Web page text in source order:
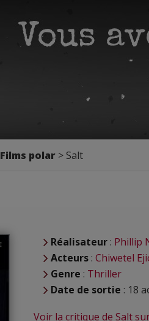
Films polar Salt
Réalisateur : Phillip
Acteurs : Chiwetel
Genre : Thriller
Date de sortie : 18
Voir la critique de Salt